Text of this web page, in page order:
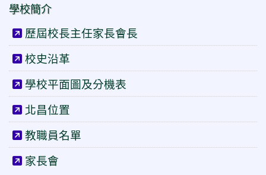
學校簡介
歷屆校長主任家長會長
校史沿革
學校平面圖及分機表
北昌位置
教職員名單
家長會